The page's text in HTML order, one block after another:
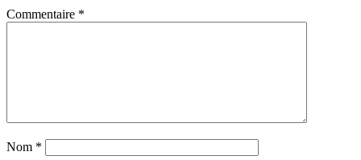
Commentaire *
Nom *